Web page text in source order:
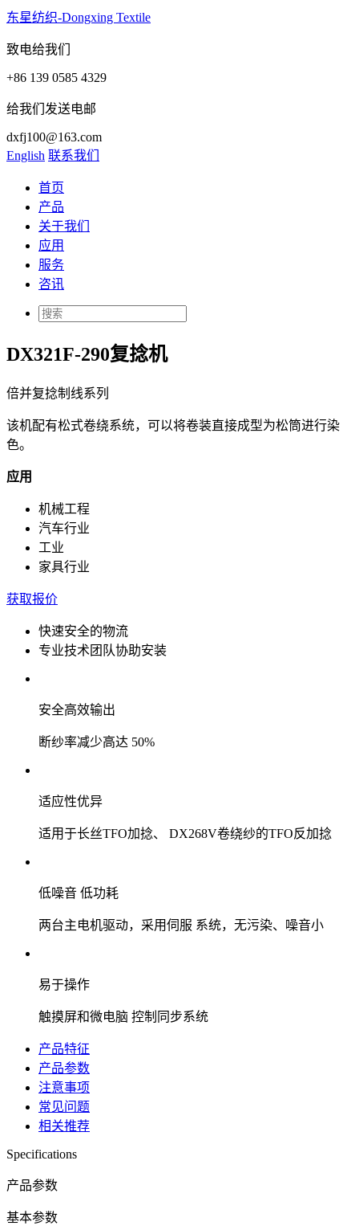
东星纺织-Dongxing Textile
致电给我们
+86 139 0585 4329
给我们发送电邮
dxfj100@163.com
English 联系我们
首页
产品
关于我们
应用
服务
咨讯
DX321F-290复捻机
倍并复捻制线系列
该机配有松式卷绕系统，可以将卷装直接成型为松筒进行染
色。
应用
机械工程
汽车行业
工业
家具行业
获取报价
快速安全的物流
专业技术团队协助安装
安全高效输出
断纱率减少高达 50%
适应性优异
适用于长丝TFO加捻、 DX268V卷绕纱的TFO反加捻
低噪音 低功耗
两台主电机驱动，采用伺服 系统，无污染、噪音小
易于操作
触摸屏和微电脑 控制同步系统
产品特征
产品参数
注意事项
常见问题
相关推荐
Specifications
产品参数
基本参数